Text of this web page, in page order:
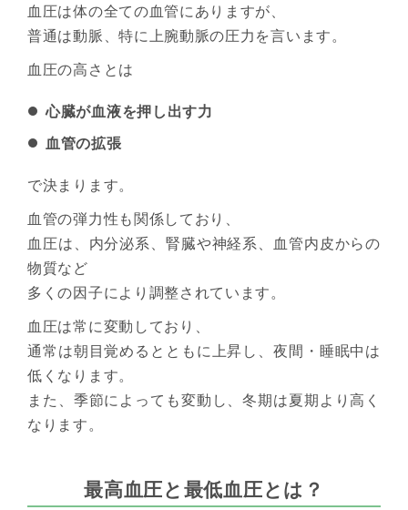
血圧は体の全ての血管にありますが、
普通は動脈、特に上腕動脈の圧力を言います。
血圧の高さとは
心臓が血液を押し出す力
血管の拡張
で決まります。
血管の弾力性も関係しており、
血圧は、内分泌系、腎臓や神経系、血管内皮からの
物質など
多くの因子により調整されています。
血圧は常に変動しており、
通常は朝目覚めるとともに上昇し、夜間・睡眠中は
低くなります。
また、季節によっても変動し、冬期は夏期より高く
なります。
最高血圧と最低血圧とは？